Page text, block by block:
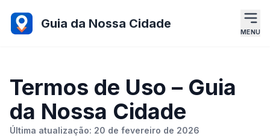
Guia da Nossa Cidade
MENU
Termos de Uso – Guia
da Nossa Cidade
Última atualização: 20 de fevereiro de 2026